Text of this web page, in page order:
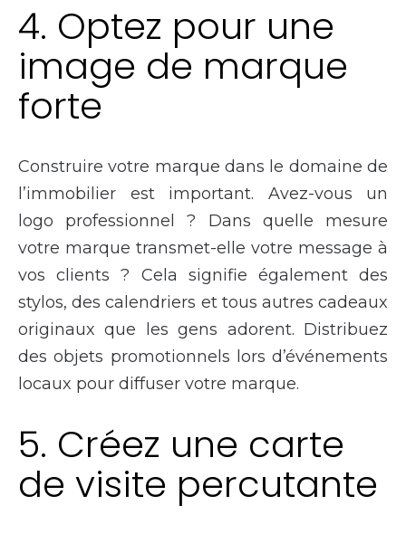
4. Optez pour une
image de marque
forte
Construire votre marque dans le domaine de
l’immobilier est important. Avez-vous un
logo professionnel ? Dans quelle mesure
votre marque transmet-elle votre message à
vos clients ? Cela signifie également des
stylos, des calendriers et tous autres cadeaux
originaux que les gens adorent. Distribuez
des objets promotionnels lors d’événements
locaux pour diffuser votre marque.
5. Créez une carte
de visite percutante